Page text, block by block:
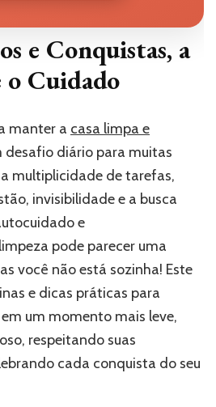
e Conquistas, a
o Cuidado
manter a casa limpa e
desafio diário para muitas
multiplicidade de tarefas,
invisibilidade e a busca
e
pode parecer uma
você não está sozinha! Este
e dicas práticas para
um momento mais leve,
respeitando suas
cada conquista do seu